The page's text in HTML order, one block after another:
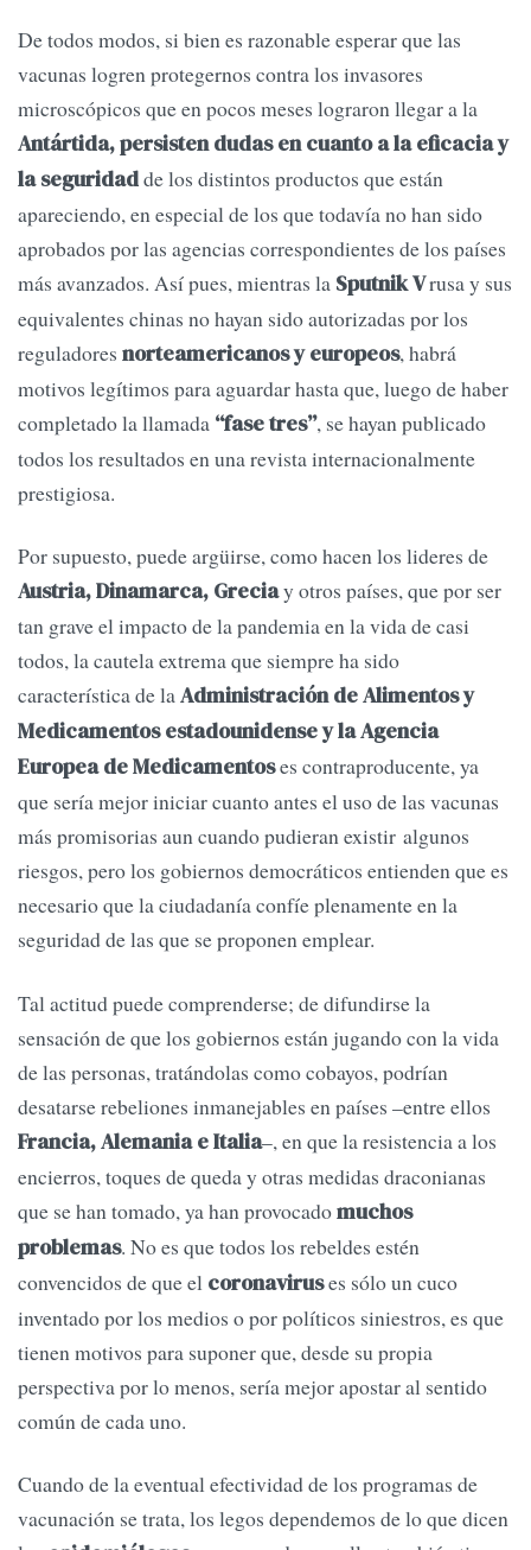
De todos modos, si bien es razonable esperar que las
vacunas logren protegernos contra los invasores
microscópicos que en pocos meses lograron llegar a la
Antártida, persisten dudas en cuanto a la eficacia y
la seguridadde los distintos productos que están
apareciendo, en especial de los que todavía no han sido
aprobados por las agencias correspondientes de los países
más avanzados. Así pues, mientras la Sputnik Vrusa y sus
equivalentes chinas no hayan sido autorizadas por los
reguladores norteamericanos y europeos, habrá
motivos legítimos para aguardar hasta que, luego de haber
completado la llamada “fase tres”, se hayan publicado
todos los resultados en una revista internacionalmente
prestigiosa.
Por supuesto, puede argüirse, como hacen los lideres de
Austria, Dinamarca, Greciay otros países, que por ser
tan grave el impacto de la pandemia en la vida de casi
todos, la cautela extrema que siempre ha sido
característica de laAdministración deAlimentos y
Medicamentos estadounidense y la Agencia
Europea de Medicamentoses contraproducente, ya
que sería mejor iniciar cuanto antes el uso de las vacunas
más promisorias aun cuando pudieran existir algunos
riesgos, pero los gobiernos democráticos entienden que es
necesario que la ciudadanía confíe plenamente en la
seguridad de las que se proponen emplear.
Tal actitud puede comprenderse; de difundirse la
sensación de que los gobiernos están jugando con la vida
de las personas, tratándolas como cobayos, podrían
desatarse rebeliones inmanejables en países –entre ellos
Francia, Alemania e Italia–, en que la resistencia a los
encierros, toques de queda y otras medidas draconianas
que se han tomado, ya han provocadomuchos
problemas. No es que todos los rebeldes estén
convencidos de que el coronaviruses sólo un cuco
inventado por los medios o por políticos siniestros, es que
tienen motivos para suponer que, desde su propia
perspectiva por lo menos, sería mejor apostar al sentido
común de cada uno.
Cuando de la eventual efectividad de los programas de
vacunación se trata, los legos dependemos de lo que dicen